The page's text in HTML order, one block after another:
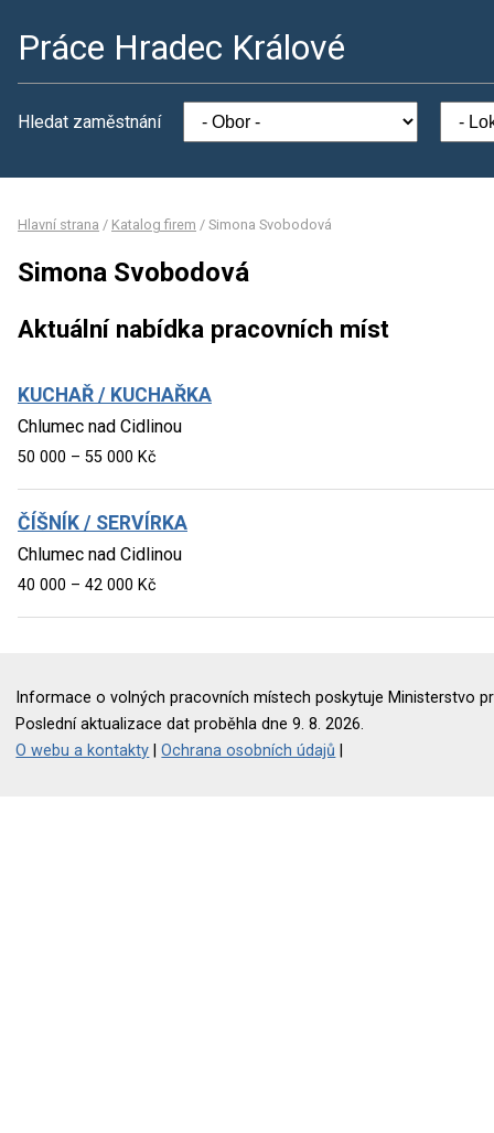
Práce Hradec Králové
Hledat zaměstnání
Hlavní strana / Katalog firem / Simona Svobodová
Simona Svobodová
Aktuální nabídka pracovních míst
KUCHAŘ / KUCHAŘKA
Chlumec nad Cidlinou
50 000 – 55 000 Kč
ČÍŠNÍK / SERVÍRKA
Chlumec nad Cidlinou
40 000 – 42 000 Kč
Informace o volných pracovních místech poskytuje Ministerstvo
Poslední aktualizace dat proběhla dne 9. 8. 2026.
O webu a kontakty |Ochrana osobních údajů